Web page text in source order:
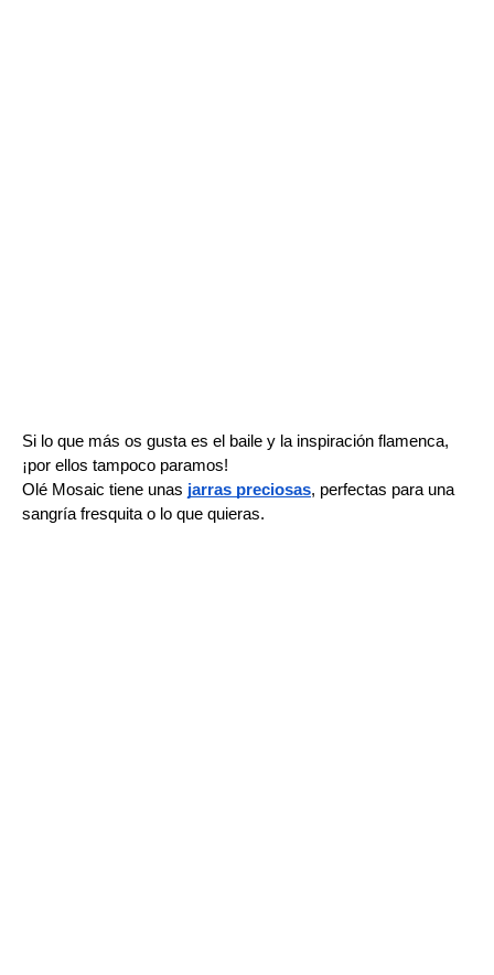
Si lo que más os gusta es el baile y la inspiración flamenca,
¡por ellos tampoco paramos!
Olé Mosaic tiene unas jarras preciosas, perfectas para una
sangría fresquita o lo que quieras.